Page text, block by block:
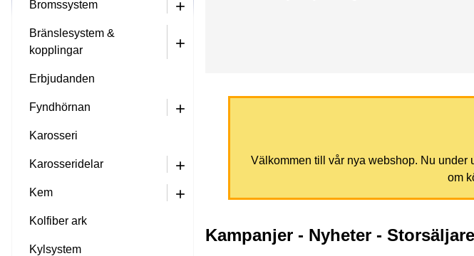
Välkommen till vår nya webshop. Nu under
om
Kampanjer - Nyheter - Storsäljare
Bromssystem +
Bränslesystem &
kopplingar
+
Erbjudanden
Fyndhörnan +
Karosseri
Karosseridelar +
Kem +
Kolfiber ark
Kylsystem